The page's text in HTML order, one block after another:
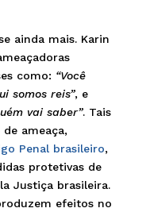
ainda mais. Karin
como: “Você
somos reis”, e
vai saber”. Tais
ameaça,
Penal brasileiro,
protetivas de
Justiça brasileira.
efeitos no